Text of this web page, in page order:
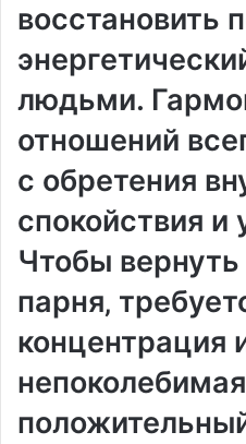
восстановить
людьми.
отношений
с обретения
спокойствия и
Чтобы
парня‚
концентрация